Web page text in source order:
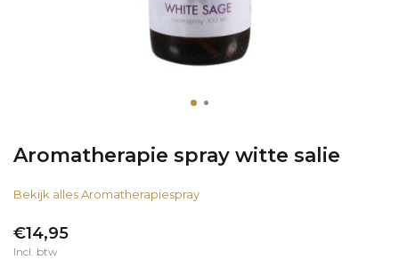
Aromatherapie spray witte salie
Bekijk alles Aromatherapiespray
€14,95
Incl. btw